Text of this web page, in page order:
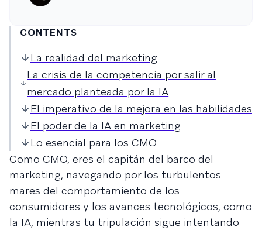
CONTENTS
La realidad del marketing
La crisis de la competencia por salir al
mercado planteada por la IA
El imperativo de la mejora en las habilidades
El poder de la IA en marketing
Lo esencial para los CMO
Como CMO, eres el capitán del barco del
marketing, navegando por los turbulentos
mares del comportamiento de los
consumidores y los avances tecnológicos, como
la IA, mientras tu tripulación sigue intentando